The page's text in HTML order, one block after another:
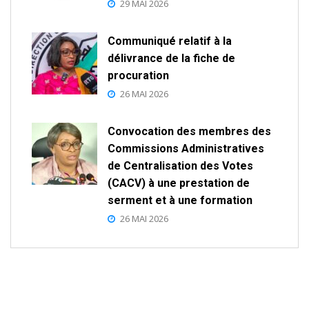
29 MAI 2026
Communiqué relatif à la
délivrance de la fiche de
procuration
26 MAI 2026
Convocation des membres des
Commissions Administratives
de Centralisation des Votes
(CACV) à une prestation de
serment et à une formation
26 MAI 2026